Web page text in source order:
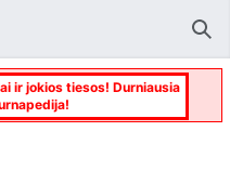
ir jokios tiesos! Durniausia